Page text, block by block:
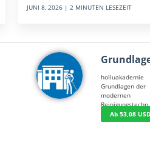
JUNI 8, 2026 | 2 MINUTEN LESEZEIT
holluakademie
Grundlagen der
modernen
Ab 53,08 USD